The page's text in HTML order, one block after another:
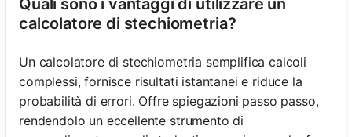
Quali sono i vantaggi di utilizzare un
calcolatore di stechiometria?
Un calcolatore di stechiometria semplifica calcoli
complessi, fornisce risultati istantanei e riduce la
probabilità di errori. Offre spiegazioni passo passo,
rendendolo un eccellente strumento di